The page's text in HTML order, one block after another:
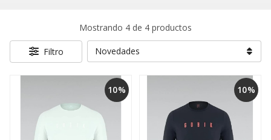
Mostrando 4 de 4 productos
Filtro
10% 10%